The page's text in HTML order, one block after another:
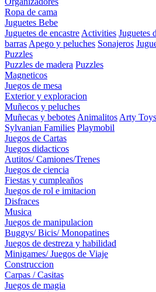
Ropa de cama
Juguetes Bebe
Juguetes de encastre Activities Juguetes
barras Apego y peluches Sonajeros
Puzzles
Puzzles de madera Puzzles
Magneticos
Juegos de mesa
Exterior y exploracion
Muñecos y peluches
Muñecas y bebotes Animalitos Arty Toys
Sylvanian Families Playmobil
Juegos de Cartas
Juegos didacticos
Autitos/ Camiones/Trenes
Juegos de ciencia
Fiestas y cumpleaños
Juegos de rol e imitacion
Disfraces
Musica
Juegos de manipulacion
Buggys/ Bicis/ Monopatines
Juegos de destreza y habilidad
Minigames/ Juegos de Viaje
Construccion
Carpas / Casitas
Juegos de magia